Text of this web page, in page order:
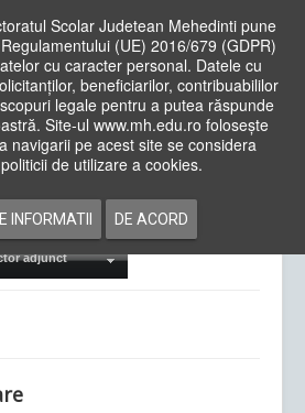
Scolar Judetean Mehedinti pune
(UE) 2016/679 (GDPR)
cu caracter personal. Datele cu
beneficiarilor, contribuabililor
legale pentru a putea răspunde
Site-ul www.mh.edu.ro folosește
navigarii pe acest site se considera
de utilizare a cookies.
INFORMATII DE ACORD
Didactice
adjunct